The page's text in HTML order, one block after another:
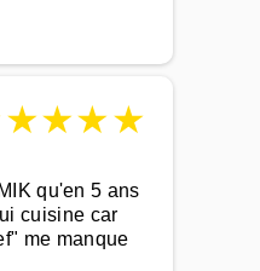
★★★★
qu'en 5 ans
cuisine car
me manque